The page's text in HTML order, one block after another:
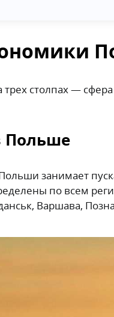
столпах —
Польше
занимает
по всем
Варшава,